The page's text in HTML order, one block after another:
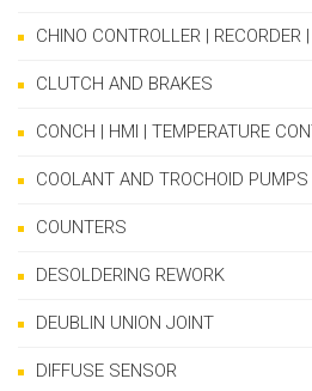
CHINO CONTROLLER | RECORDER
CLUTCH AND BRAKES
CONCH | HMI | TEMPERATURE
COOLANT AND TROCHOID PUMPS
COUNTERS
DESOLDERING REWORK
DEUBLIN UNION JOINT
DIFFUSE SENSOR